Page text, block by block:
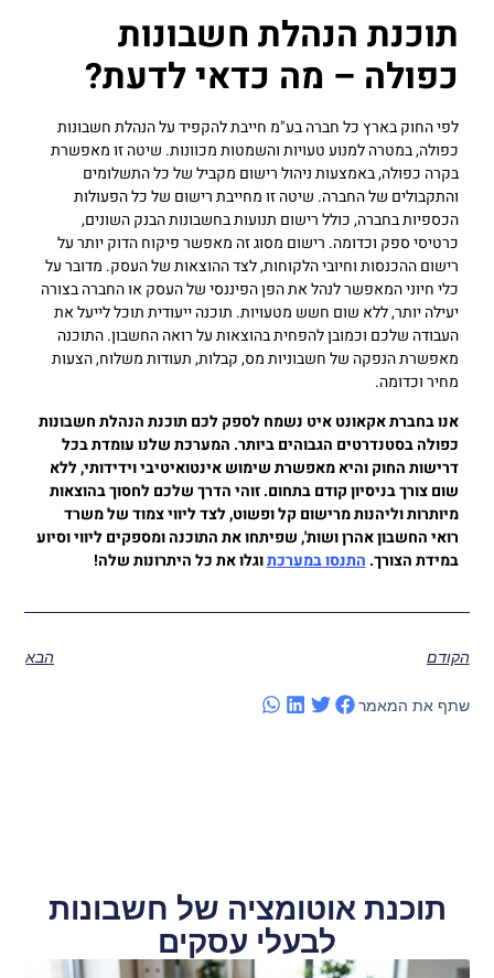
תוכנת הנהלת חשבונות
כפולה – מה כדאי לדעת?
לפי החוק בארץ כל חברה בע"מ חייבת להקפיד על הנהלת חשבונות
כפולה, במטרה למנוע טעויות והשמטות מכוונות. שיטה זו מאפשרת
בקרה כפולה, באמצעות ניהול רישום מקביל של כל התשלומים
והתקבולים של החברה. שיטה זו מחייבת רישום של כל הפעולות
הכספיות בחברה, כולל רישום תנועות בחשבונות הבנק השונים,
כרטיסי ספק וכדומה. רישום מסוג זה מאפשר פיקוח הדוק יותר על
רישום ההכנסות וחיובי הלקוחות, לצד ההוצאות של העסק. מדובר על
כלי חיוני המאפשר לנהל את הפן הפיננסי של העסק או החברה בצורה
יעילה יותר, ללא שום חשש מטעויות. תוכנה ייעודית תוכל לייעל את
העבודה שלכם וכמובן להפחית בהוצאות על רואה החשבון. התוכנה
מאפשרת הנפקה של חשבוניות מס, קבלות, תעודות משלוח, הצעות
מחיר וכדומה.
אנו בחברת אקאונט איט נשמח לספק לכם תוכנת הנהלת חשבונות
כפולה בסטנדרטים הגבוהים ביותר. המערכת שלנו עומדת בכל
דרישות החוק והיא מאפשרת שימוש אינטואיטיבי וידידותי, ללא
שום צורך בניסיון קודם בתחום. זוהי הדרך שלכם לחסוך בהוצאות
מיותרות וליהנות מרישום קל ופשוט, לצד ליווי צמוד של משרד
רואי החשבון אהרן ושות', שפיתחו את התוכנה ומספקים ליווי וסיוע
במידת הצורך. התנסו במערכתוגלו את כל היתרונות שלה!
הקודם הבא
שתף את המאמר
תוכנת אוטומציה של חשבונות
לבעלי עסקים